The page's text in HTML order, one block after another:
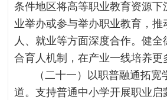
条件地区将高等职业教育资源下
业举办或参与举办职业教育，推
人、就业等方面深度合作。健
合育人机制，在产业一线培养更
（二十一）以职普融通拓宽
道。支持普通中小学开展职业启